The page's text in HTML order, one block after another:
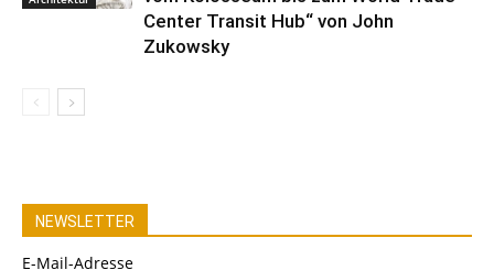
Center Transit Hub“ von John
Zukowsky
NEWSLETTER
E-Mail-Adresse